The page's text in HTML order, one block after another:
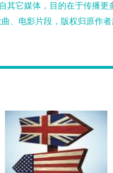
其它媒体，目的在于传播
、电影片段，版权归原作